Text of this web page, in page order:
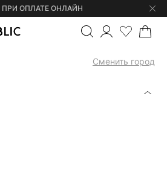
ПРИ ОПЛАТЕ ОНЛАЙН
Сменить город
ТРИКОТАЖНЫЕ БРЮКИ ИЗ